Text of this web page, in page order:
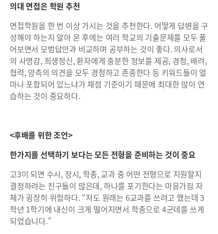
의대 면접은 학원 추천
면접학원을 한 번 이상 가시는 것을 추천한다. 어떻게 답변을 구
성해야 하는지 알아 온 후에는 여러 학교의 기출문제를 모두 풀
어보면서 모범답안과 비교하며 공부하는 것이 좋다. 의사로서
의 사명감, 희생정신, 환자에게 충분한 정보를 제공, 경청, 배려,
협력, 양측의 의견을 모두 경청하고 존중한다 등 키워드들이 얼
마나 포함되어 있느냐가 채점 기준이기 때문에 최대한 많이 연
습하는 것이 중요하다.
<후배를 위한 조언>
한가지를 선택하기 보다는 모든 전형을 준비하는 것이 중요
고3이 되면 수시, 정시, 학종, 교과 중 어떤 전형으로 지원할지
결정하려는 친구들이 많은데, 하나를 포기한다는 마음가짐 자
체가 굉장히 위험하다. “저도 원래는 6교과를 쓰려고 했는데 3
학년 1학기에 내신이 크게 떨어지면서 학종으로 4군데를 쓰게
되었습니다.”